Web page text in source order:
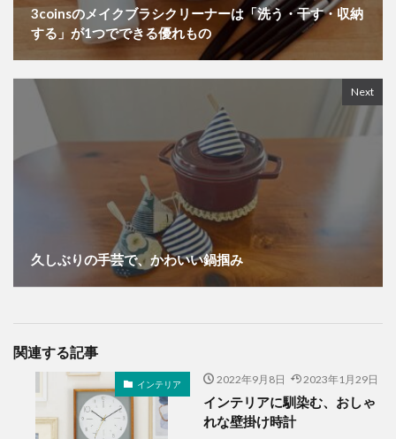
3coinsのメイクブラシクリーナーは「洗う・干す・収納
する」が1つでできる優れもの
Next
久しぶりの手芸で、かわいい鍋掴み
関連する記事
インテリア 2022年9月8日 2023年1月29日
インテリアに馴染む、おしゃ
れな壁掛け時計